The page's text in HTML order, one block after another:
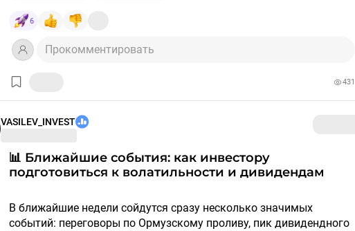
6
Прокомментировать
431
VASILEV_INVEST
📊 Ближайшие события: как инвестору
подготовиться к волатильности и дивидендам
В ближайшие недели сойдутся сразу несколько значимых
событий: переговоры по Ормузскому проливу, пик дивидендного